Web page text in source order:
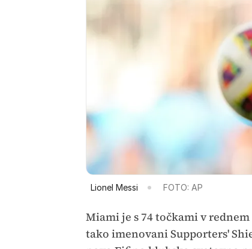
Lionel Messi FOTO: AP
Miami je s 74 točkami v
tako imenovani Supporters'